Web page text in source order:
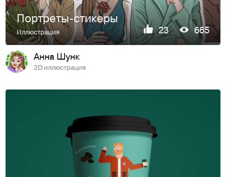
Портреты-стикеры
Иллюстрация 23 665
Анна Шунк
2D иллюстрация